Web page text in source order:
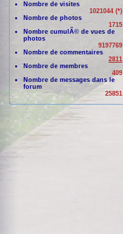
Nombre de visites
1021044 (*)
Nombre de photos
1715
Nombre cumulÃ© de vues de
photos
9197769
Nombre de commentaires
2811
Nombre de membres
409
Nombre de messages dans le
forum
25851